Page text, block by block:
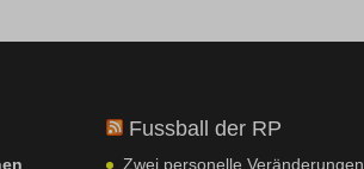
Fussball der RP
Zwei personelle Veränderungen